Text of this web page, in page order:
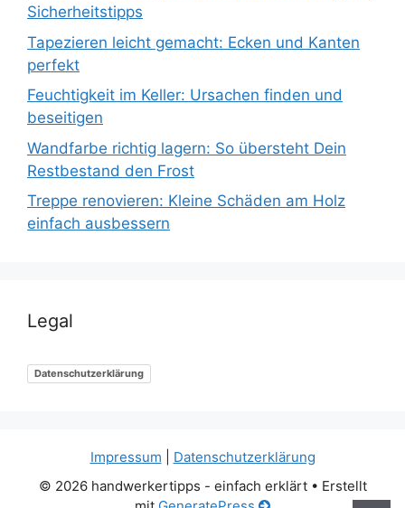
Sicherheitstipps
Tapezieren leicht gemacht: Ecken und Kanten
perfekt
Feuchtigkeit im Keller: Ursachen finden und
beseitigen
Wandfarbe richtig lagern: So übersteht Dein
Restbestand den Frost
Treppe renovieren: Kleine Schäden am Holz
einfach ausbessern
Legal
Datenschutzerklärung
Impressum
Datenschutzerklärung
© 2026 handwerkertipps - einfach erklärt• Erstellt